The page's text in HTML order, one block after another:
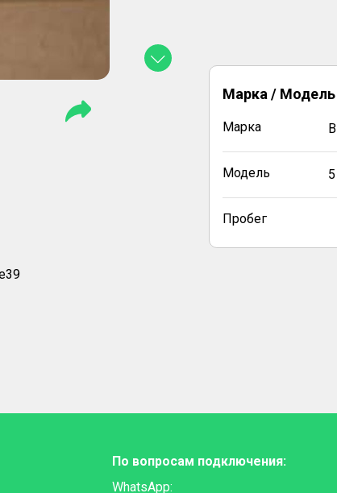
Марка / Модель
Марка
Модель
Пробег
По вопросам подключения:
WhatsApp: